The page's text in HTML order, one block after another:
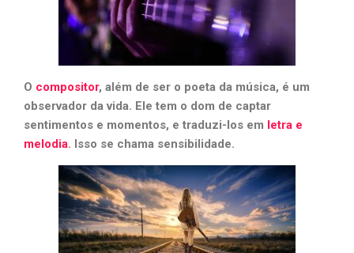
O compositor, além de ser o poeta da música, é um
observador da vida. Ele tem o dom de captar
sentimentos e momentos, e traduzi-los em letra e
melodia. Isso se chama sensibilidade.